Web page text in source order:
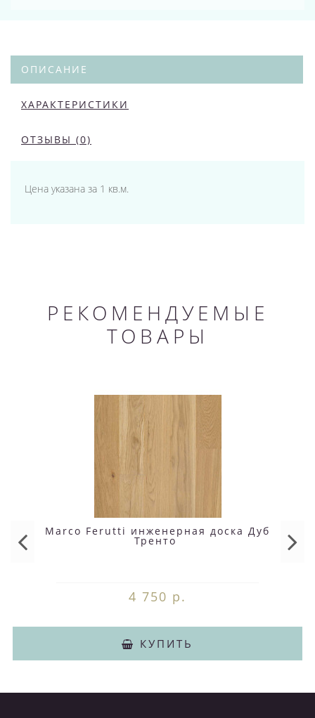
ОПИСАНИЕ
ХАРАКТЕРИСТИКИ
ОТЗЫВЫ (0)
Цена указана за 1 кв.м.
РЕКОМЕНДУЕМЫЕ
ТОВАРЫ
Marco Ferutti инженерная доска Дуб
Тренто
4 750 р.
КУПИТЬ